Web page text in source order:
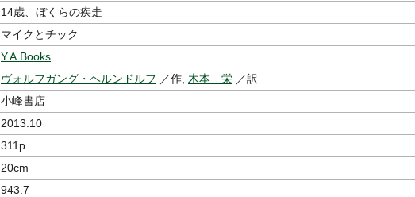
14歳、ぼくらの疾走
マイクとチック
Y.A.Books
ヴォルフガング・ヘルンドルフ ／作, 木本 栄 ／訳
小峰書店
2013.10
311p
20cm
943.7